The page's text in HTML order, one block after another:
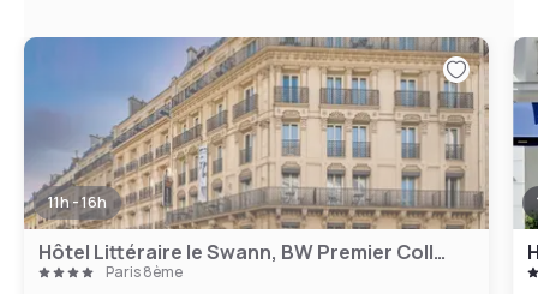
11h - 16h
Hôtel Littéraire le Swann, BW Premier Collection
Paris 8ème